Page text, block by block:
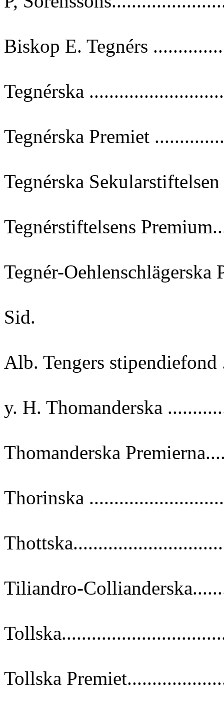
Biskop E. Tegnérs
Tegnérska
Tegnérska Premiet
Tegnérska
Tegnérstiftelsens
Tegnér-Oehlenschlägerska
Sid.
Alb. Tengers stipendiefond
y. H. Thomanderska
Thomanderska
Thorinska
Tiliandro-
Tollska